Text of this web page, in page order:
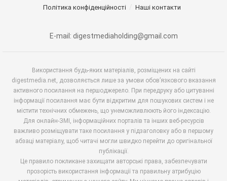
Політика конфіденційності
Наші контакти
E-mail: digestmediaholding@gmail.com
Використання будь-яких матеріалів, розміщених на сайті
digestmedia.net, дозволяється лише за умови обов’язкового вказання
активного посилання на першоджерело. При передруку або цитуванні
інформації посилання має бути відкритим для пошукових систем і не
містити технічних обмежень, що унеможливлюють його індексацію.
Для онлайн-ЗМІ, інформаційних порталів та інших веб-ресурсів
важливо розміщувати таке посилання у підзаголовку або в першому
абзаці матеріалу, щоб читачі могли швидко перейти до оригінальної
публікації.
Це правило покликане захищати авторські права, забезпечувати
прозорість використання інформації та правильну атрибуцію